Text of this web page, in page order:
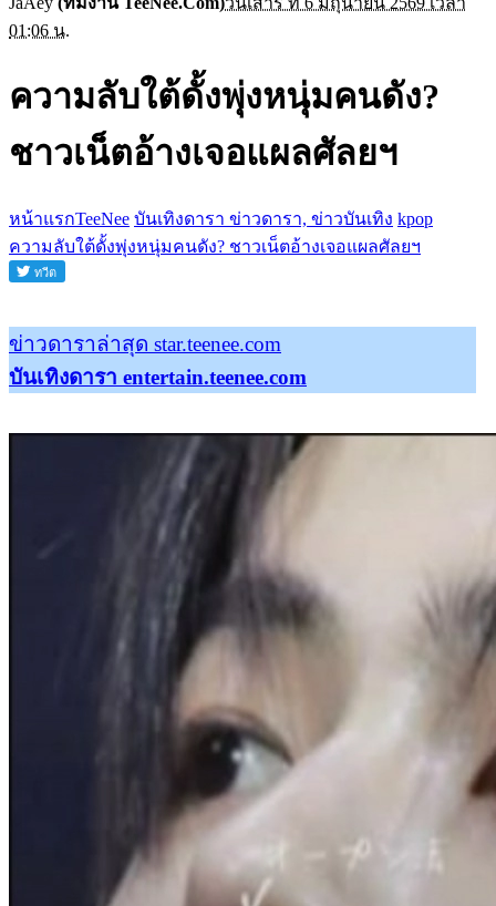
01:06 น.
ความลับใต้ดั้งพุ่งหนุ่มคนดัง?
ชาวเน็ตอ้างเจอแผลศัลยฯ
หน้าแรกTeeNee บันเทิงดารา ข่าวดารา, ข่าวบันเทิง kpop
ความลับใต้ดั้งพุ่งหนุ่มคนดัง? ชาวเน็ตอ้างเจอแผลศัลยฯ
ข่าวดาราล่าสุด star.teenee.com
บันเทิงดารา entertain.teenee.com